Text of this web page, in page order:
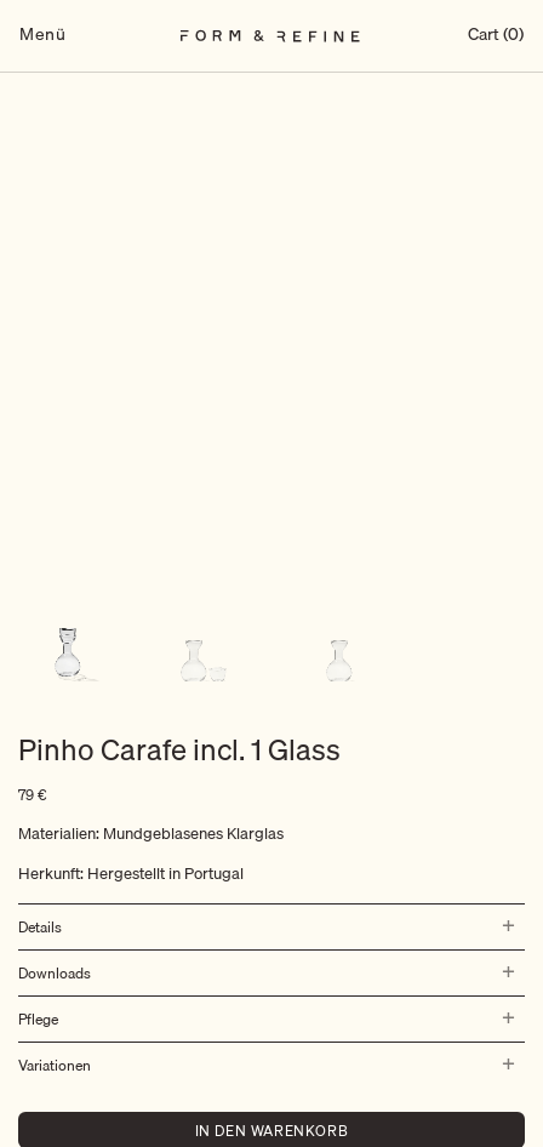
InhaltMenü Cart (0)
Pinho Carafe incl. 1 Glass
79€
Materialien: Mundgeblasenes Klarglas
Herkunft: Hergestellt in Portugal
Details
Downloads
Pflege
Variationen
IN DEN WARENKORB